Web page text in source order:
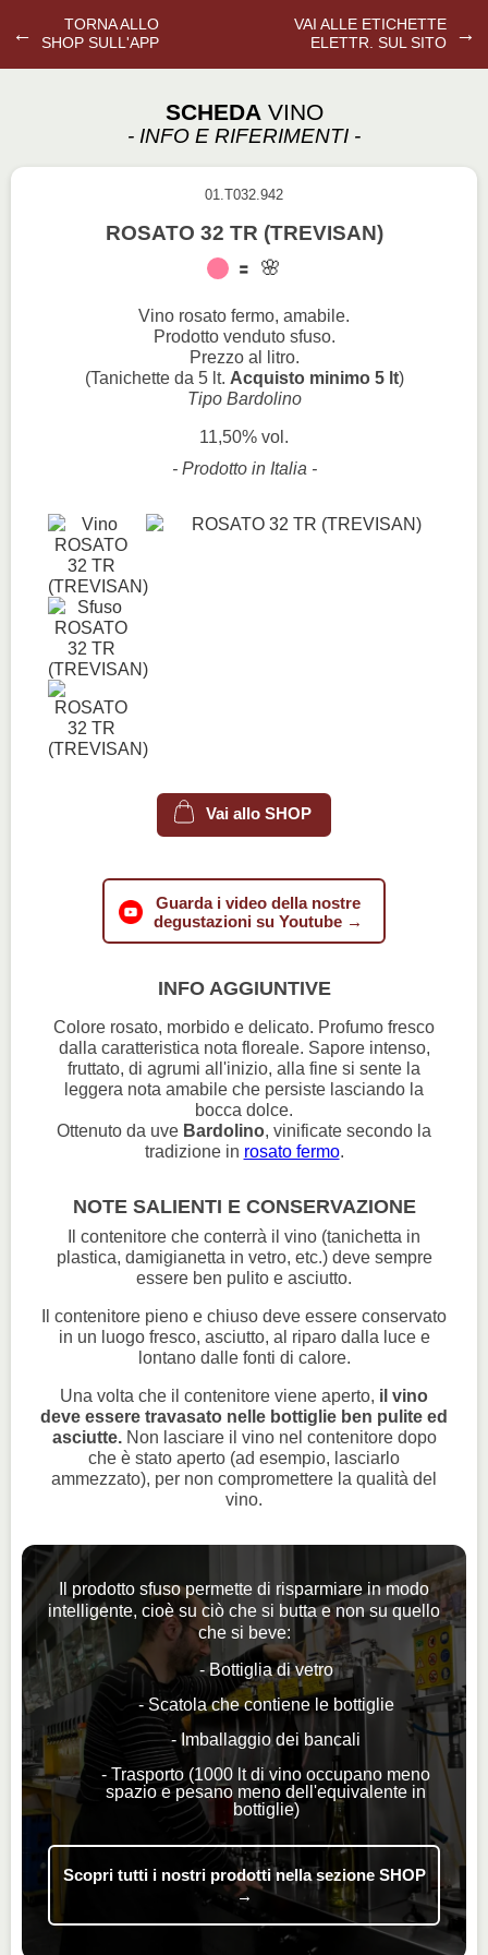
←
TORNA ALLO
SHOP SULL'APP
VAI ALLE ETICHETTE
ELETTR. SUL SITO
→
SCHEDA VINO
- INFO E RIFERIMENTI -
01.T032.942
ROSATO 32 TR (TREVISAN)
Vino rosato fermo, amabile.
Prodotto venduto sfuso.
Prezzo al litro.
(Tanichette da 5 lt. Acquisto minimo 5 lt)
Tipo Bardolino
11,50% vol.
- Prodotto in Italia -
Vai allo SHOP
Guarda i video della nostre
degustazioni su Youtube →
INFO AGGIUNTIVE
Colore rosato, morbido e delicato. Profumo fresco
dalla caratteristica nota floreale. Sapore intenso,
fruttato, di agrumi all'inizio, alla fine si sente la
leggera nota amabile che persiste lasciando la
bocca dolce.
Ottenuto da uve Bardolino, vinificate secondo la
tradizione in rosato fermo.
NOTE SALIENTI E CONSERVAZIONE
Il contenitore che conterrà il vino (tanichetta in
plastica, damigianetta in vetro, etc.) deve sempre
essere ben pulito e asciutto.
Il contenitore pieno e chiuso deve essere conservato
in un luogo fresco, asciutto, al riparo dalla luce e
lontano dalle fonti di calore.
Una volta che il contenitore viene aperto, il vino
deve essere travasato nelle bottiglie ben pulite ed
asciutte.Non lasciare il vino nel contenitore dopo
che è stato aperto (ad esempio, lasciarlo
ammezzato), per non compromettere la qualità del
vino.
Il prodotto sfuso permette di risparmiare in modo
intelligente, cioè su ciò che si butta e non su quello
che si beve:
- Bottiglia di vetro
- Scatola che contiene le bottiglie
- Imballaggio dei bancali
- Trasporto (1000 lt di vino occupano meno
spazio e pesano meno dell'equivalente in
bottiglie)
Scopri tutti i nostri prodotti nella sezione SHOP
→